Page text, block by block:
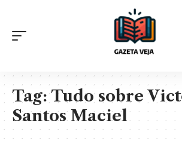
Tag:Tudo sobre
Santos Maciel